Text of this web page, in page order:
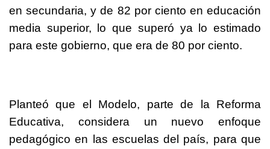
en secundaria, y de 82 por ciento en educación
media superior, lo que superó ya lo estimado
para este gobierno, que era de 80 por ciento.
Planteó que el Modelo, parte de la Reforma
Educativa, considera un nuevo enfoque
pedagógico en las escuelas del país, para que